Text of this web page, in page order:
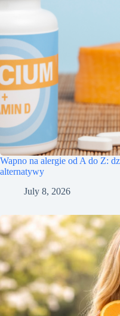
Wapno na alergie od A do Z:
alternatywy
July 8, 2026